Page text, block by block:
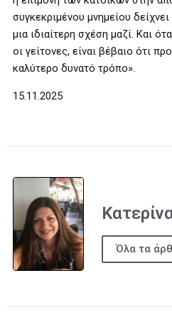
συγκεκριμένου μνημείου
μια ιδιαίτερη σχέση μαζί. Και
οι γείτονες, είναι βέβαιο ότι
καλύτερο δυνατό τρόπο».
15.11.2025
Όλα τα